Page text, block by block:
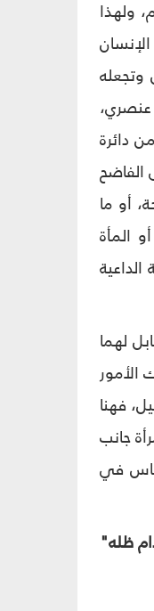
ولهذا
وتجعله
دائرة
الفاضح
أو ما
المأة
لهما
الأمور
فهنا
جانب
في
ظله"